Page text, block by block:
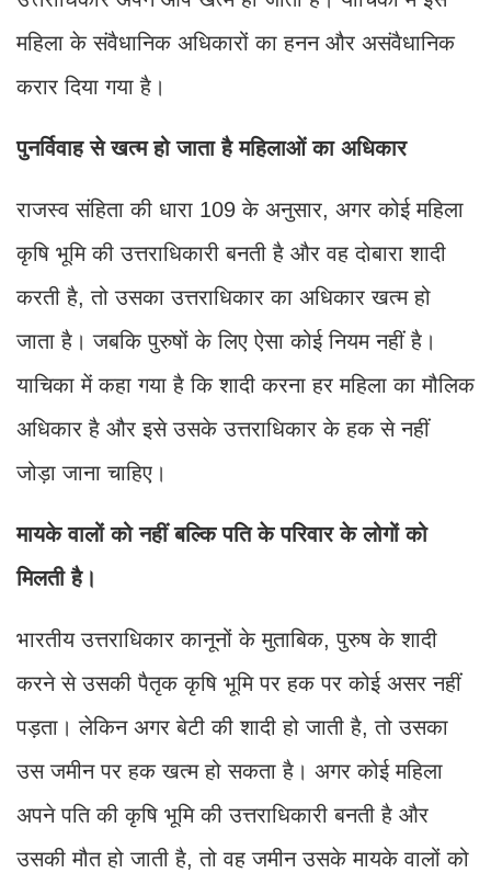
महिला के संवैधानिक अधिकारों का हनन और असंवैधानिक
करार दिया गया है।
पुनर्विवाह से खत्म हो जाता है महिलाओं का अधिकार
राजस्व संहिता की धारा 109 के अनुसार, अगर कोई महिला
कृषि भूमि की उत्तराधिकारी बनती है और वह दोबारा शादी
करती है, तो उसका उत्तराधिकार का अधिकार खत्म हो
जाता है। जबकि पुरुषों के लिए ऐसा कोई नियम नहीं है।
याचिका में कहा गया है कि शादी करना हर महिला का मौलिक
अधिकार है और इसे उसके उत्तराधिकार के हक से नहीं
जोड़ा जाना चाहिए।
मायके वालों को नहीं बल्कि पति के परिवार के लोगों को
मिलती है।
भारतीय उत्तराधिकार कानूनों के मुताबिक, पुरुष के शादी
करने से उसकी पैतृक कृषि भूमि पर हक पर कोई असर नहीं
पड़ता। लेकिन अगर बेटी की शादी हो जाती है, तो उसका
उस जमीन पर हक खत्म हो सकता है। अगर कोई महिला
अपने पति की कृषि भूमि की उत्तराधिकारी बनती है और
उसकी मौत हो जाती है, तो वह जमीन उसके मायके वालों को